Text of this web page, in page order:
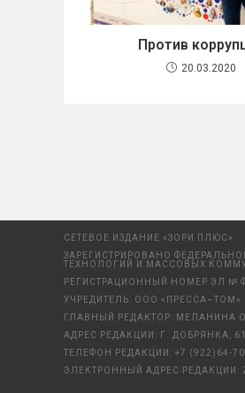
Против
20.03.2020
СЕТЕВОЕ ИЗДАНИЕ «ЗОРИ ПЛЮС»
ЗАРЕГИСТРИРОВАНО
ТЕХНОЛОГИЙ И МАССОВЫХ
РЕГИСТРАЦИОННЫЙ НОМЕР ЭЛ №
УЧРЕДИТЕЛЬ: ООО «ПРЕССА–ТОМ»
ГЛАВНЫЙ РЕДАКТОР: МЕЛАНИНА
АДРЕС РЕДАКЦИИ: Г. ДОБРЯНКА,
ТЕЛЕФОН РЕДАКЦИИ: +7 (922)64-
ЭЛЕКТРОННЫЙ АДРЕС РЕДАКЦИИ: